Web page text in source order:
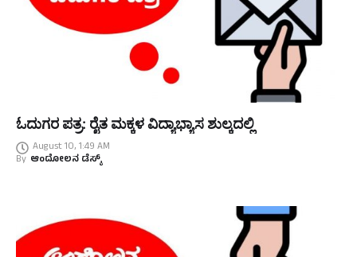
ಓದುಗರ ಪತ್ರ: ರೈತ ಮಕ್ಕಳ ವಿದ್ಯಾಭ್ಯಾಸ ಶುಲ್ಕದಲ್ಲಿ
August 10, 1:49 AM
By ಆಂದೋಲನ ಡೆಸ್ಕ್